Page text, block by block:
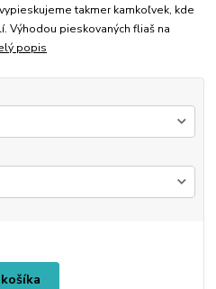
takmer kamkoľvek, kde
Výhodou pieskovaných fliaš na
popis